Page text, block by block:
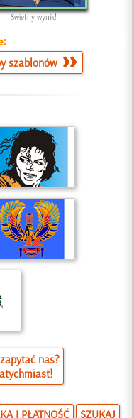
Świetny wynik!
szablonów
nas?
I PŁATNOŚĆ SZUKAJ